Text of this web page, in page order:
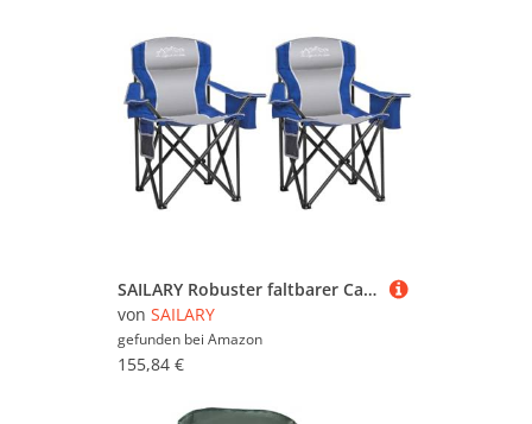
SAILARY Robuster faltbarer Campingstuhl mit Kühltasche, Getränkehalter, Aufbewahrungstasche, 204 kg Kapazität mit großen Anti-Sink-Füßen, tragbarer, gepolsterter Stuhl für Camping, Strand, Angeln
von SAILARY
gefunden bei Amazon
155,84 €